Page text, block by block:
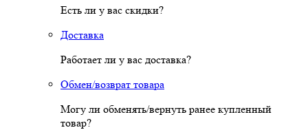
Есть ли у вас скидки?
Доставка
Работает ли у вас доставка?
Обмен/возврат товара
Могу ли обменять/вернуть ранее купленный
товар?